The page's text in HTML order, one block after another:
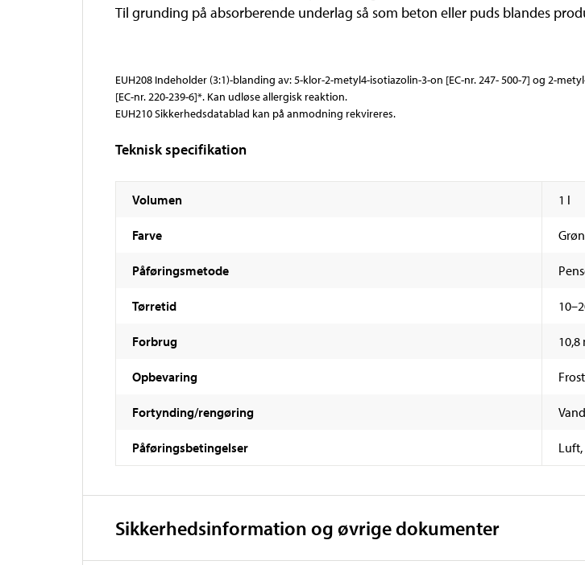
Til grunding på absorberende underlag så som beton eller puds blandes
EUH208 Indeholder (3:1)-blanding av: 5-klor-2-metyl4-isotiazolin-3-on [EC-nr. 247- 500-7] og 2-
[EC-nr. 220-239-6]*. Kan udløse allergisk reaktion.
EUH210 Sikkerhedsdatablad kan på anmodning rekvireres.
Teknisk specifikation
Volumen 1 l
Farve Grøn
Påføringsmetode
Tørretid
Forbrug 10,8
Opbevaring
Fortynding/rengøring Vand
Påføringsbetingelser
Sikkerhedsinformation og øvrige dokumenter